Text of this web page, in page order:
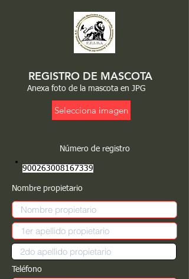
REGISTRO DE MASCOTA
Anexa foto de la mascota en JPG
Selecciona imagen
Número de registro
900263008167339
Nombre propietario
Teléfono